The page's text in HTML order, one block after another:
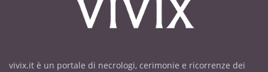
vivix.it è un portale di necrologi, cerimonie e ricorrenze dei